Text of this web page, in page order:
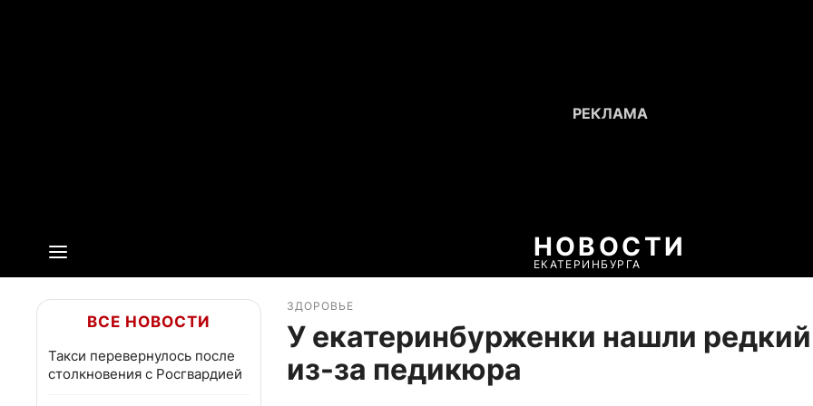
НОВОСТИ
ЕКАТЕРИНБУРГА
ВСЕ НОВОСТИ
Такси перевернулось после
столкновения с Росгвардией
ЗДОРОВЬЕ
У екатеринбурженки нашли
из-за педикюра